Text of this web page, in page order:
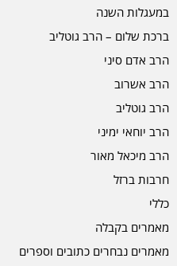
במעגלות השנה
ברכת שלום – הרב גוטליב
הרב אדם סיני
הרב אשרוב
הרב גוטליב
הרב יוחאי ימיני
הרב מיכאל מאור
חרבות ברזל
כללי
מאמרים בקבלה
מאמרים נבחרים כתובים וספרים